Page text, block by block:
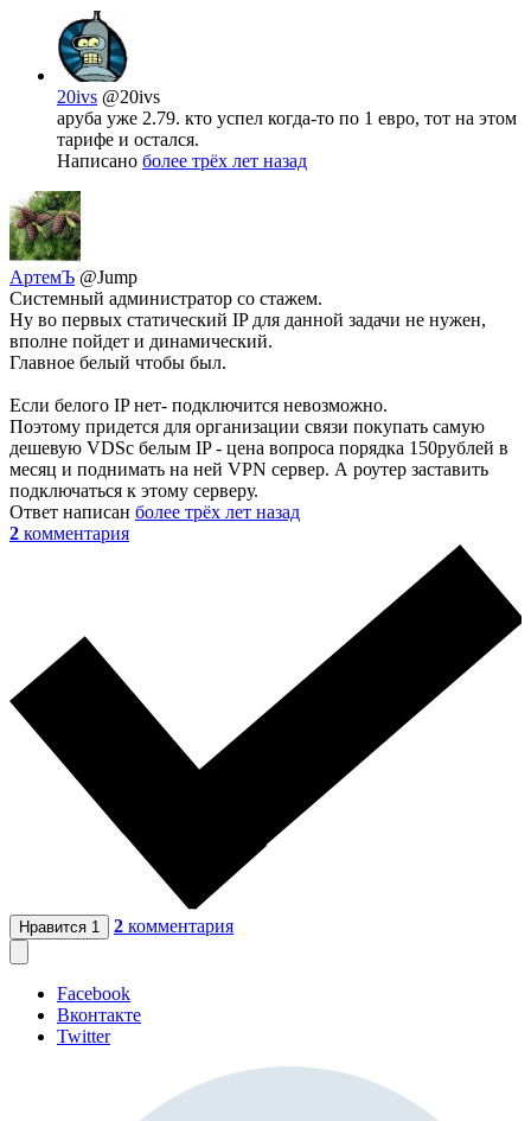
20ivs @20ivs
аруба уже 2.79. кто успел когда-то по 1 евро, тот на этом
тарифе и остался.
Написано более трёх лет назад
АртемЪ @Jump
Системный администратор со стажем.
Ну во первых статический IP для данной задачи не нужен,
вполне пойдет и динамический.
Главное белый чтобы был.
Если белого IP нет- подключится невозможно.
Поэтому придется для организации связи покупать самую
дешевую VDSс белым IP - цена вопроса порядка 150рублей в
месяц и поднимать на ней VPN сервер. А роутер заставить
подключаться к этому серверу.
Ответ написан более трёх лет назад
2 комментария
Нравится 1 2 комментария
Facebook
Вконтакте
Twitter